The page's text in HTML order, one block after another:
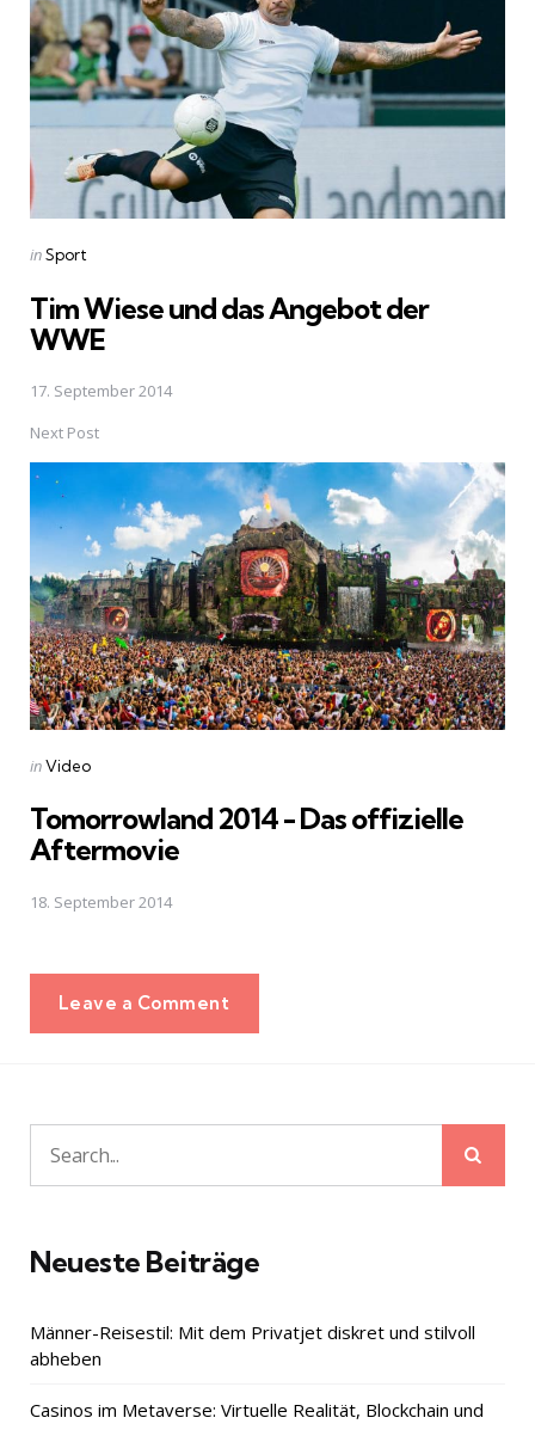
Posted
inSport
Tim Wiese und das Angebot der
WWE
17. September 2014
Next Post
Posted
inVideo
Tomorrowland 2014 - Das offizielle
Aftermovie
18. September 2014
Leave a Comment
Search
for:
Neueste Beiträge
Männer-Reisestil: Mit dem Privatjet diskret und stilvoll
abheben
Casinos im Metaverse: Virtuelle Realität, Blockchain und